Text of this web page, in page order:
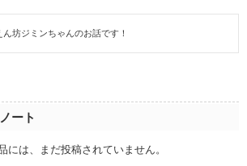
坊ジミンちゃんのお話です！
ート
には、まだ投稿されていません。